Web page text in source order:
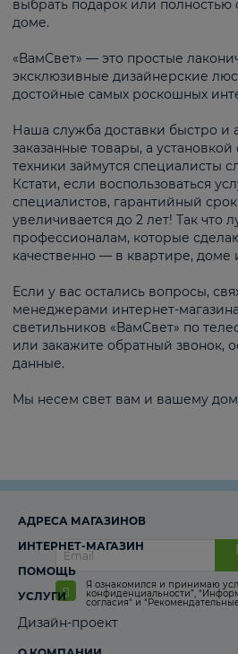
выбрать подарок или полностью
доме.
«ВамСвет» — это простые
эксклюзивные дизайнерские
достойные самых роскошных
Наша служба доставки быстро и
заказанные товары, а
техники займутся специалисты
Кстати, если воспользоваться
специалистов, гарантийный
увеличивается до 2 лет! Так что
профессионалам, которые
качественно — в квартире, доме
Если у вас остались вопросы,
менеджерами интернет-
светильников «ВамСвет» по
или закажите обратный звонок,
данные.
Мы несем свет вам и вашему
Я ознакомился и принимаю
конфиденциальности”,
согласия“ и
АДРЕСА МАГАЗИНОВ
ИНТЕРНЕТ-МАГАЗИН
ПОМОЩЬ
УСЛУГИ
Дизайн-проект